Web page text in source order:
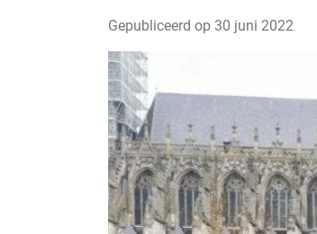
Gepubliceerd op 30 juni 2022